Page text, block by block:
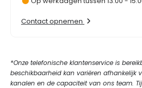
Contact opnemen
*Onze telefonische klantenservice is
beschikbaarheid kan variëren afhankelijk
kanalen en de capaciteit van ons team.